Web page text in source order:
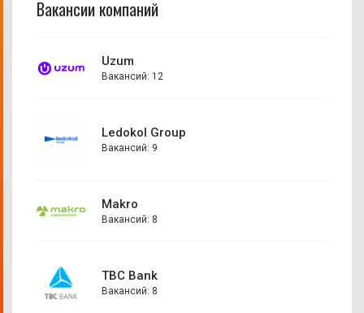
Вакансии компаний
Uzum
Вакансий: 12
Ledokol Group
Вакансий: 9
Makro
Вакансий: 8
TBC Bank
Вакансий: 8